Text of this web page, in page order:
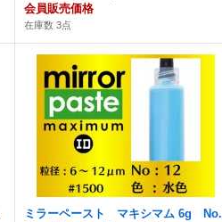
会員販売価格
在庫数 3点
ミラーペースト マキシマム 6g No.